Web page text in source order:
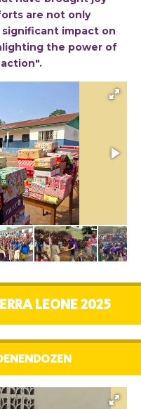
are not only
impact on
the power of
LEONE 2025